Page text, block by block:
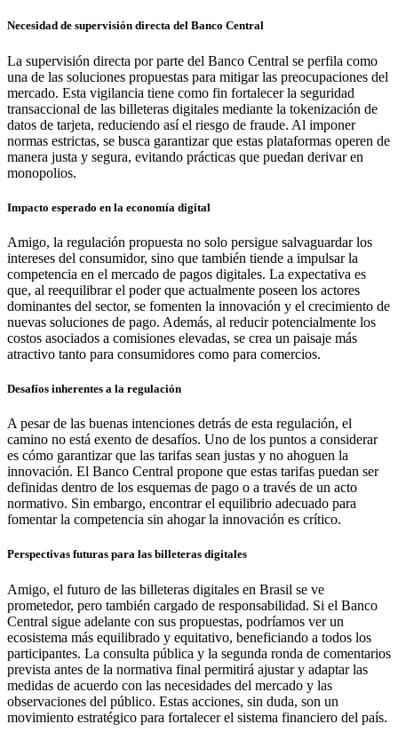
Necesidad de supervisión directa del Banco Central
La supervisión directa por parte del Banco Central se perfila como
una de las soluciones propuestas para mitigar las preocupaciones del
mercado. Esta vigilancia tiene como fin fortalecer la seguridad
transaccional de las billeteras digitales mediante la tokenización de
datos de tarjeta, reduciendo así el riesgo de fraude. Al imponer
normas estrictas, se busca garantizar que estas plataformas operen de
manera justa y segura, evitando prácticas que puedan derivar en
monopolios.
Impacto esperado en la economía digital
Amigo, la regulación propuesta no solo persigue salvaguardar los
intereses del consumidor, sino que también tiende a impulsar la
competencia en el mercado de pagos digitales. La expectativa es
que, al reequilibrar el poder que actualmente poseen los actores
dominantes del sector, se fomenten la innovación y el crecimiento de
nuevas soluciones de pago. Además, al reducir potencialmente los
costos asociados a comisiones elevadas, se crea un paisaje más
atractivo tanto para consumidores como para comercios.
Desafíos inherentes a la regulación
A pesar de las buenas intenciones detrás de esta regulación, el
camino no está exento de desafíos. Uno de los puntos a considerar
es cómo garantizar que las tarifas sean justas y no ahoguen la
innovación. El Banco Central propone que estas tarifas puedan ser
definidas dentro de los esquemas de pago o a través de un acto
normativo. Sin embargo, encontrar el equilibrio adecuado para
fomentar la competencia sin ahogar la innovación es crítico.
Perspectivas futuras para las billeteras digitales
Amigo, el futuro de las billeteras digitales en Brasil se ve
prometedor, pero también cargado de responsabilidad. Si el Banco
Central sigue adelante con sus propuestas, podríamos ver un
ecosistema más equilibrado y equitativo, beneficiando a todos los
participantes. La consulta pública y la segunda ronda de comentarios
prevista antes de la normativa final permitirá ajustar y adaptar las
medidas de acuerdo con las necesidades del mercado y las
observaciones del público. Estas acciones, sin duda, son un
movimiento estratégico para fortalecer el sistema financiero del país.